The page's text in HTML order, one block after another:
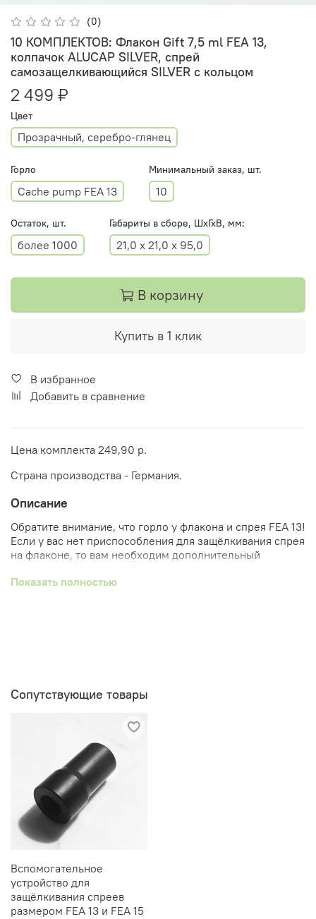
(0)
10 КОМПЛЕКТОВ: Флакон Gift 7,5 ml FEA 13,
колпачок ALUCAP SILVER, спрей
самозащелкивающийся SILVER с кольцом
2 499 ₽
Цвет
Прозрачный, серебро-глянец
Горло
Cache pump FEA 13
Минимальный заказ, шт.
10
Остаток, шт.
более 1000
Габариты в сборе, ШхГхВ, мм:
21,0 х 21,0 х 95,0
В корзину
Купить в 1 клик
В избранное
Добавить в сравнение
Цена комплекта 249,90 р.
Страна производства - Германия.
Описание
Обратите внимание, что горло у флакона и спрея FEA 13!
Если у вас нет приспособления для защёлкивания спрея
на флаконе, то вам необходим дополнительный
материалы такой инструмент представлен.
Показать полностью
Сопутствующие товары
Вспомогательное
устройство для
защёлкивания спреев
размером FEA 13 и FEA 15